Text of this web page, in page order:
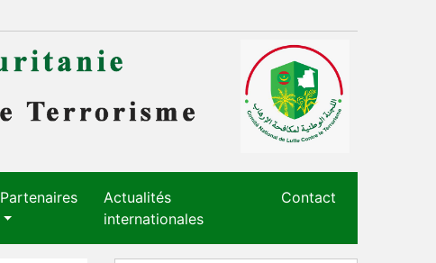
Partenaires
Actualités
internationales
Contact